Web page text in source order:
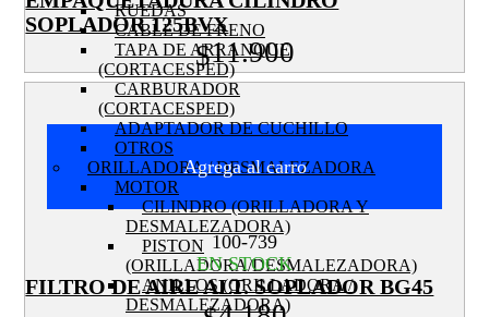
RUEDAS
CABLE DE FRENO
TAPA DE ARRANQUE
(CORTACESPED)
CARBURADOR
(CORTACESPED)
ADAPTADOR DE CUCHILLO
OTROS
ORILLADORA / DESMALEZADORA
MOTOR
CILINDRO (ORILLADORA Y
DESMALEZADORA)
PISTON
(ORILLADORA/DESMALEZADORA)
ANILLOS (ORILLADORA /
DESMALEZADORA)
SOPLADOR 125BVX
$11.900
Agrega al carro
100-739
EN STOCK
FILTRO DE AIRE ALT. SOPLADOR BG45